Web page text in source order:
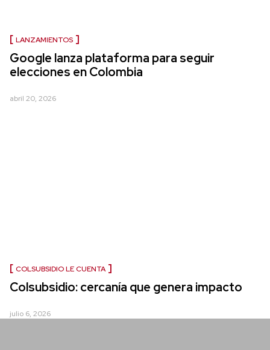
LANZAMIENTOS
Google lanza plataforma para seguir
elecciones en Colombia
abril 20, 2026
COLSUBSIDIO LE CUENTA
Colsubsidio: cercanía que genera impacto
julio 6, 2026